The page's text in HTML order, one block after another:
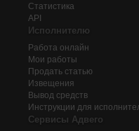
Статистика
API
Исполнителю
Работа онлайн
Мои работы
Продать статью
Извещения
Вывод средств
Инструкции для
Сервисы Адвего